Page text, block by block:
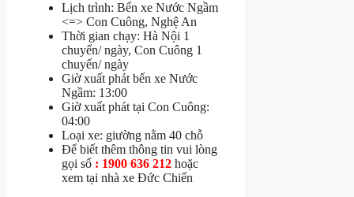
Lịch trình: Bến xe Nước Ngầm
<=> Con Cuông, Nghệ An
Thời gian chạy: Hà Nội 1
chuyến/ ngày, Con Cuông 1
chuyến/ ngày
Giờ xuất phát bến xe Nước
Ngầm: 13:00
Giờ xuất phát tại Con Cuông:
04:00
Loại xe: giường nằm 40 chỗ
Để biết thêm thông tin vui lòng
gọi số : 1900 636 212 hoặc
xem tại nhà xe Đức Chiến